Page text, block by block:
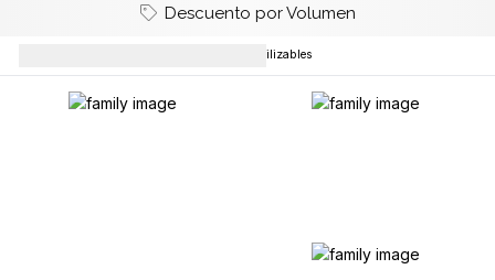
Descuento por Volumen
Dispensadores Reutilizables